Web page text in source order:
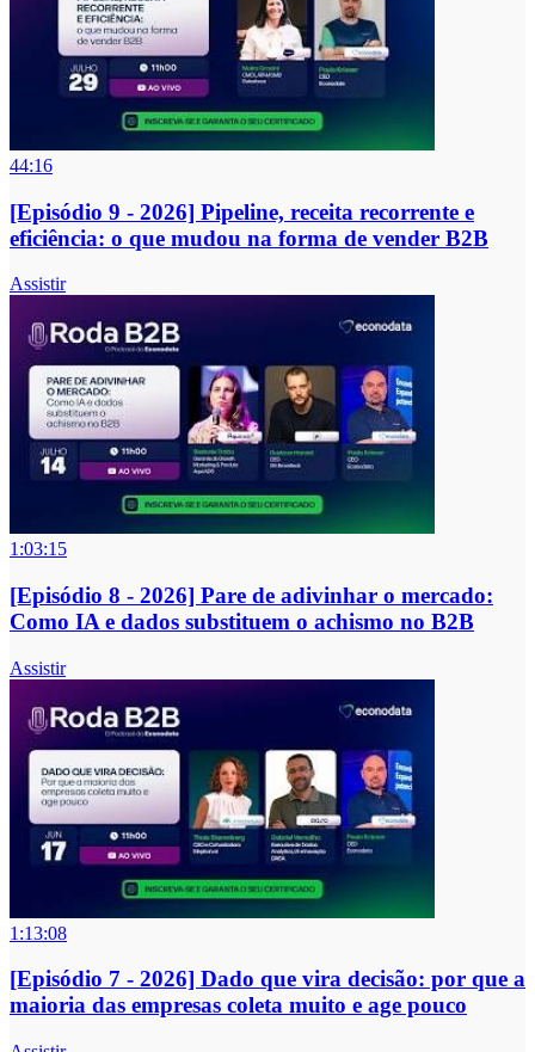
44:16
[Episódio 9 - 2026] Pipeline, receita recorrente e
eficiência: o que mudou na forma de vender B2B
Assistir
1:03:15
[Episódio 8 - 2026] Pare de adivinhar o mercado:
Como IA e dados substituem o achismo no B2B
Assistir
1:13:08
[Episódio 7 - 2026] Dado que vira decisão: por que a
maioria das empresas coleta muito e age pouco